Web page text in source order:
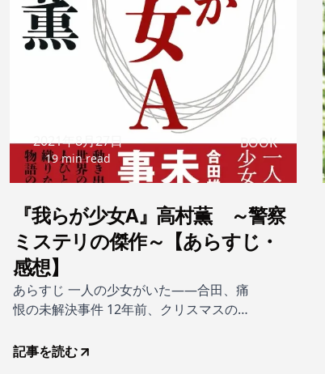
2021年8月27日
19 min read
BOOK
『我らが少女A』高村薫 ～警察
ミステリの傑作～【あらすじ・
感想】
あらすじ 一人の少女がいた――合田、痛
恨の未解決事件 12年前、クリスマスの早
学美術教師が殺害された。犯人はいまだ
記事を読む